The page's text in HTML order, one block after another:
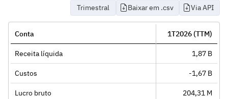
Trimestral Baixar em .csv Via API
Conta 1T2026 (TTM)
Receita líquida 1,87 B
Custos -1,67 B
Lucro bruto 204,31 M